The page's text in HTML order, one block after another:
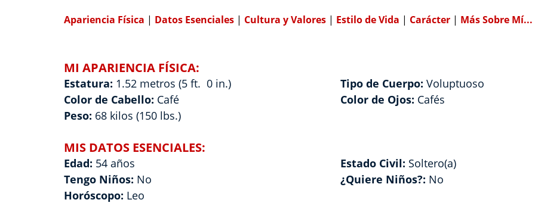
Apariencia Física | Datos Esenciales | Cultura y Valores | Estilo de Vida | Carácter | Más Sobre Mí...
MI APARIENCIA FÍSICA:
Estatura: 1.52 metros (5 ft. 0 in.)
Color de Cabello: Café
Peso: 68 kilos (150 lbs.)
Tipo de Cuerpo: Voluptuoso
Color de Ojos: Cafés
MIS DATOS ESENCIALES:
Edad: 54 años
Tengo Niños: No
Horóscopo: Leo
Estado Civil: Soltero(a)
¿Quiere Niños?: No